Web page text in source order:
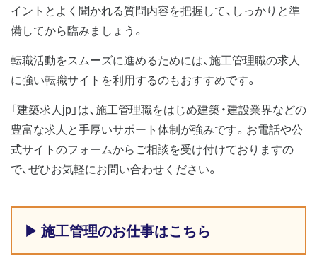
イントとよく聞かれる質問内容を把握して、しっかりと準
備してから臨みましょう。
転職活動をスムーズに進めるためには、施工管理職の求人
に強い転職サイトを利用するのもおすすめです。
「建築求人jp」は、施工管理職をはじめ建築・建設業界などの
豊富な求人と手厚いサポート体制が強みです。お電話や公
式サイトのフォームからご相談を受け付けておりますの
で、ぜひお気軽にお問い合わせください。
▶ 施工管理のお仕事はこちら